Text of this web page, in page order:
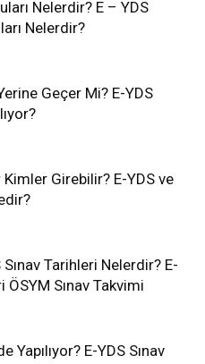
Nelerdir? E – YDS
Nelerdir?
Geçer Mi? E-YDS
Kimler Girebilir? E-YDS ve
Tarihleri Nelerdir? E-
ÖSYM Sınav Takvimi
Yapılıyor? E-YDS Sınav